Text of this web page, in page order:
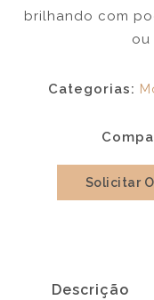
brilhando com
ou
Categorias:
Solicitar
Descrição